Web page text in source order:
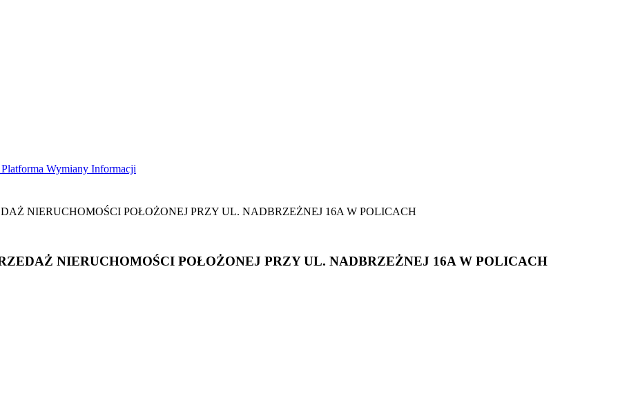
Platforma Wymiany Informacji
NIERUCHOMOŚCI POŁOŻONEJ PRZY UL. NADBRZEŻNEJ 16A W POLICACH
NIERUCHOMOŚCI POŁOŻONEJ PRZY UL. NADBRZEŻNEJ 16A W POLICACH